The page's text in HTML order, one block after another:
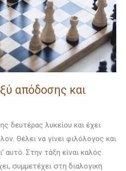
απόδοσης και
δευτέρας λυκείου και έχει
Θέλει να γίνει φιλόλογος και
αυτό. Στην τάξη είναι καλός.
συμμετέχει στη διαλογική